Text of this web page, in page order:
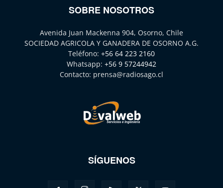
SOBRE NOSOTROS
Avenida Juan Mackenna 904, Osorno, Chile
SOCIEDAD AGRICOLA Y GANADERA DE OSORNO A.G.
Teléfono: +56 64 223 2160
Whatsapp: +56 9 57244942
Contacto: prensa@radiosago.cl
SÍGUENOS